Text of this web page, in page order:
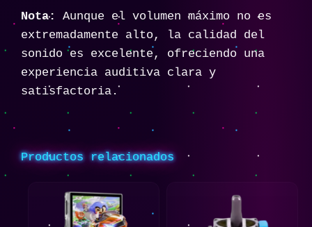
Nota:
Aunque el volumen máximo no es
extremadamente alto, la calidad del
sonido es excelente, ofreciendo una
experiencia auditiva clara y
satisfactoria.
Productos relacionados